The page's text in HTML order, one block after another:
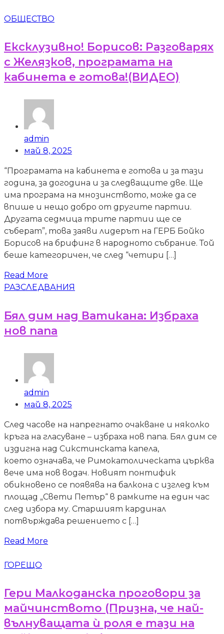
ОБЩЕСТВО
Ексклузивно! Борисов: Разговарях
с Желязков, програмата на
кабинета е готова!(ВИДЕО)
admin
май 8, 2025
“Програмата на кабинета е готова и за тази
година, за догодина и за следващите две. Ще
има програма на мнозинството, може да се
впише и нещо добро от другите партии.
Другата седмица трите партии ще се
съберат”, това заяви лидерът на ГЕРБ Бойко
Борисов на брифинг в народното събрание. Той
беше категоричен, че след “четири […]
Read More
РАЗСЛЕДВАНИЯ
Бял дим над Ватикана: Избраха
нов папа
admin
май 8, 2025
След часове на напрегнато очакване и няколко
кръга на гласуване – избраха нов папа. Бял дим се
издигна над Сикстинската капела,
което означава, че Римокатолическата църква
вече има нов водач. Новият понтифик
обикновено се появява на балкона с изглед към
площад „Свети Петър“ в рамките на един час
след избора му. Старшият кардинал
потвърждава решението с […]
Read More
ГОРЕЩО
Гери Малкоданска проговори за
майчинството (Призна, че най-
вълнуващата ѝ роля е тази на